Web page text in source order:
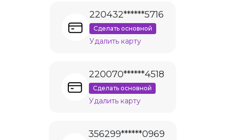
220432******5716
Сделать основной
Удалить карту
220070******4518
Сделать основной
Удалить карту
356299******0969